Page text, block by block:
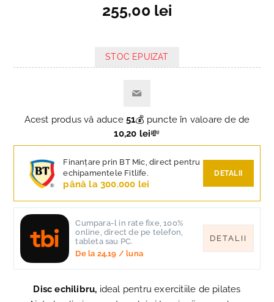
255,00 lei
STOC EPUIZAT
Acest produs vă aduce 51💰 puncte în valoare de de
10,20 lei💸
Finanțare prin BT Mic, direct pentru
echipamentele Fitlife.
până la 300.000 lei
DETALII
Cumpara-l in rate fixe, 100%
online, direct de pe telefon,
tableta sau PC.
De la 24,19 / luna
DETALII
Disc echilibru, ideal pentru exercitiile de pilates